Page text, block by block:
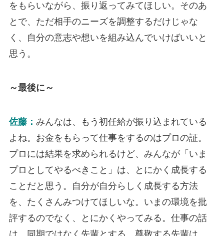
をもらいながら、振り返ってみてほしい。そのあ
とで、ただ相手のニーズを調整するだけじゃな
く、自分の意志や想いを組み込んでいけばいいと
思う。
～最後に～
佐藤： みんなは、もう初任給が振り込まれている
よね。お金をもらって仕事をするのはプロの証。
プロには結果を求められるけど、みんなが「いま
プロとしてやるべきこと」は、とにかく成長する
ことだと思う。自分が自分らしく成長する方法
を、たくさんみつけてほしいな。いまの環境を批
評するのでなく、とにかくやってみる。仕事の話
は、同期ではなく先輩とする。尊敬する先輩は、